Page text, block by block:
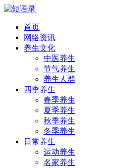
首页
网络资讯
养生文化
中医养生
节气养生
养生人群
四季养生
春季养生
夏季养生
秋季养生
冬季养生
日常养生
运动养生
名家养生